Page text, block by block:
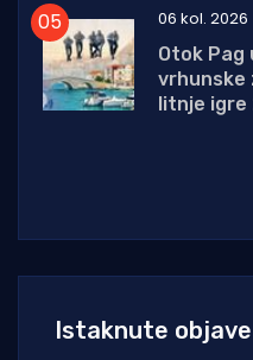
06 kol. 2026
Otok Pag
vrhunske
litnje igre
Istaknute objave